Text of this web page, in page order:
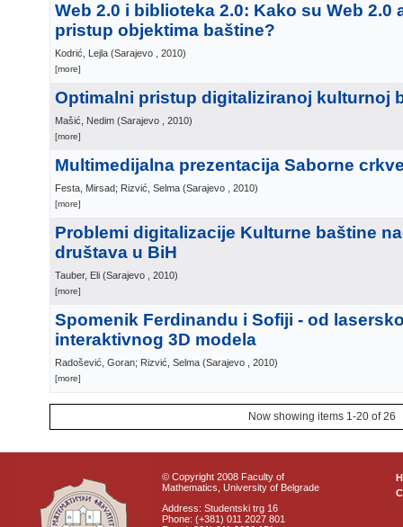
Web 2.0 i biblioteka 2.0: Kako su Web 2.0
pristup objektima baštine?
Kodrić, Lejla (Sarajevo , 2010)
[more]
Optimalni pristup digitaliziranoj kulturnoj
Mašić, Nedim (Sarajevo , 2010)
[more]
Multimedijalna prezentacija Saborne
Festa, Mirsad; Rizvić, Selma (Sarajevo , 2010)
[more]
Problemi digitalizacije Kulturne baštine
društava u BiH
Tauber, Eli (Sarajevo , 2010)
[more]
Spomenik Ferdinandu i Sofiji - od
interaktivnog 3D modela
Radošević, Goran; Rizvić, Selma (Sarajevo , 2010)
[more]
Now showing items 1-20 of 26
© Copyright 2008 Faculty of
Mathematics, University of Belgrade
Address: Studentski trg 16
Phone: (+381) 011 2027 801